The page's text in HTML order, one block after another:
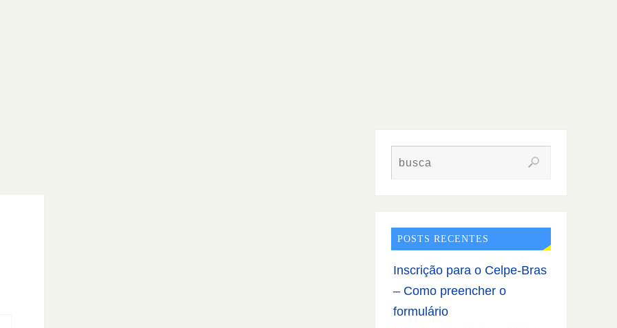
POSTS RECENTES
Inscrição para o Celpe-Bras
– Como preencher o
formulário